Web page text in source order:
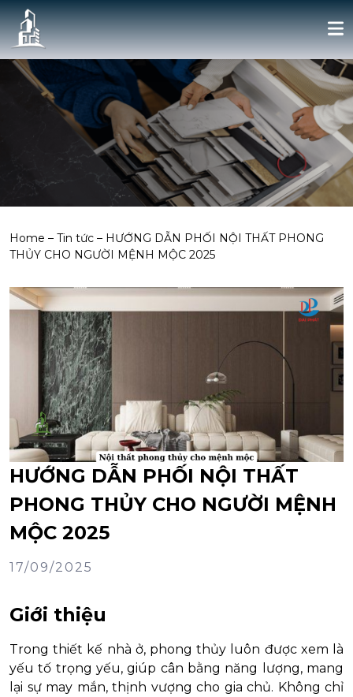
Home – Tin tức – HƯỚNG DẪN PHỐI NỘI THẤT PHONG
THỦY CHO NGƯỜI MỆNH MỘC 2025
HƯỚNG DẪN PHỐI NỘI THẤT
PHONG THỦY CHO NGƯỜI MỆNH
MỘC 2025
17/09/2025
Giới thiệu
Trong thiết kế nhà ở, phong thủy luôn được xem là
yếu tố trọng yếu, giúp cân bằng năng lượng, mang
lại sự may mắn, thịnh vượng cho gia chủ. Không chỉ